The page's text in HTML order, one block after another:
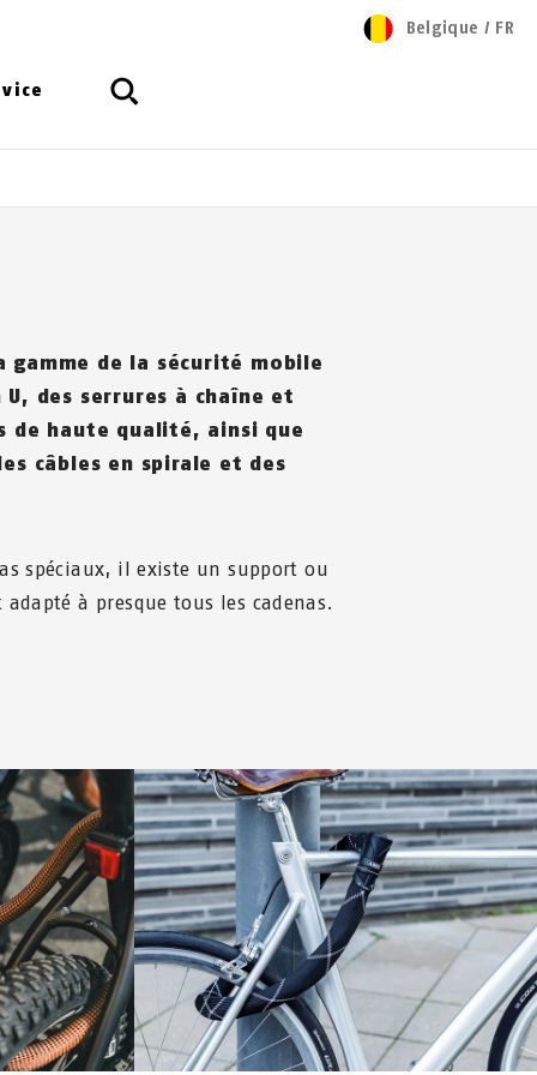
Belgique / FR
gamme de la sécurité mobile
U, des serrures à chaîne et
de haute qualité, ainsi que
câbles en spirale et des
spéciaux, il existe un support ou
à presque tous les cadenas.